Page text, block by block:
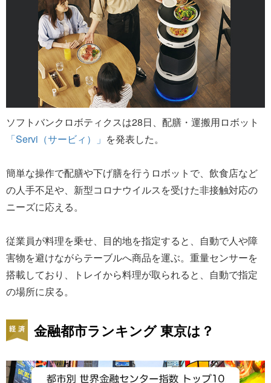
ソフトバンクロボティクスは28日、配膳・運搬用ロボット
「Servi（サービィ）」 を発表した。
簡単な操作で配膳や下げ膳を行うロボットで、飲食店など
の人手不足や、新型コロナウイルスを受けた非接触対応の
ニーズに応える。
従業員が料理を乗せ、目的地を指定すると、自動で人や障
害物を避けながらテーブルへ商品を運ぶ。重量センサーを
搭載しており、トレイから料理が取られると、自動で指定
の場所に戻る。
金融都市ランキング 東京は？